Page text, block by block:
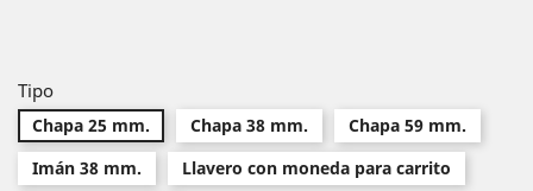
Tipo
Chapa 25 mm. Chapa 38 mm.
Chapa 59 mm.
Imán 38 mm.
Llavero con moneda para carrito